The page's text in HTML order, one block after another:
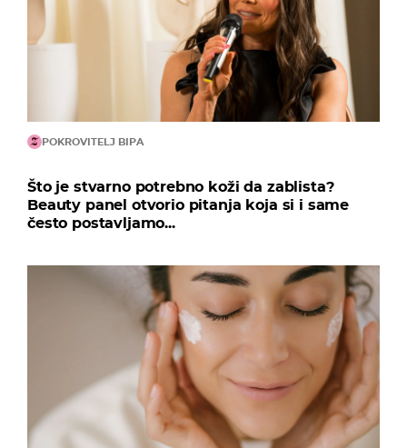
POKROVITELJ BIPA
Što je stvarno potrebno koži da zablista?
Beauty panel otvorio pitanja koja si i same
često postavljamo...